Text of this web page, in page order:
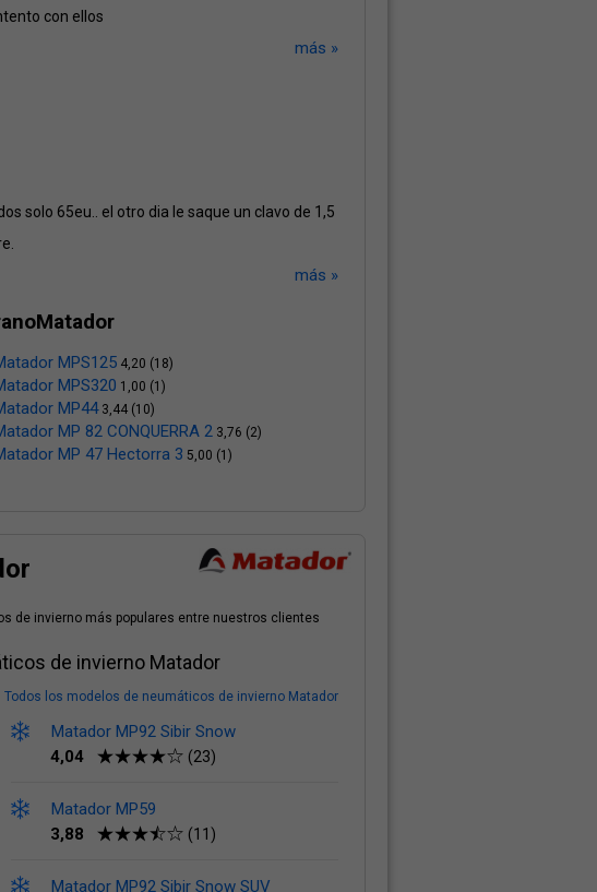
con ellos
más »
solo 65eu.. el otro dia le saque un clavo de 1,5
más »
MPS125 4,20 (18)
MPS320 1,00 (1)
MP443,44 (10)
MP 82 CONQUERRA 2 3,76 (2)
MP 47 Hectorra 3 5,00 (1)
de invierno más populares entre nuestros clientes
de invierno Matador
Todos los modelos de neumáticos de invierno Matador
Matador MP92 Sibir Snow
4,04
(23)
Matador MP59
3,88
(11)
Matador MP92 Sibir Snow SUV